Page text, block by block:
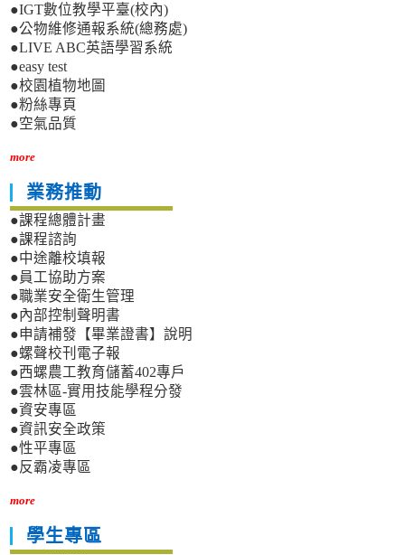
●IGT數位教學平臺(校內)
●公物維修通報系統(總務處)
●LIVE ABC英語學習系統
●easy test
●校園植物地圖
●粉絲專頁
●空氣品質
more
業務推動
●課程總體計畫
●課程諮詢
●中途離校填報
●員工協助方案
●職業安全衛生管理
●內部控制聲明書
●申請補發【畢業證書】說明
●螺聲校刊電子報
●西螺農工教育儲蓄402專戶
●雲林區-實用技能學程分發
●資安專區
●資訊安全政策
●性平專區
●反霸凌專區
more
學生專區